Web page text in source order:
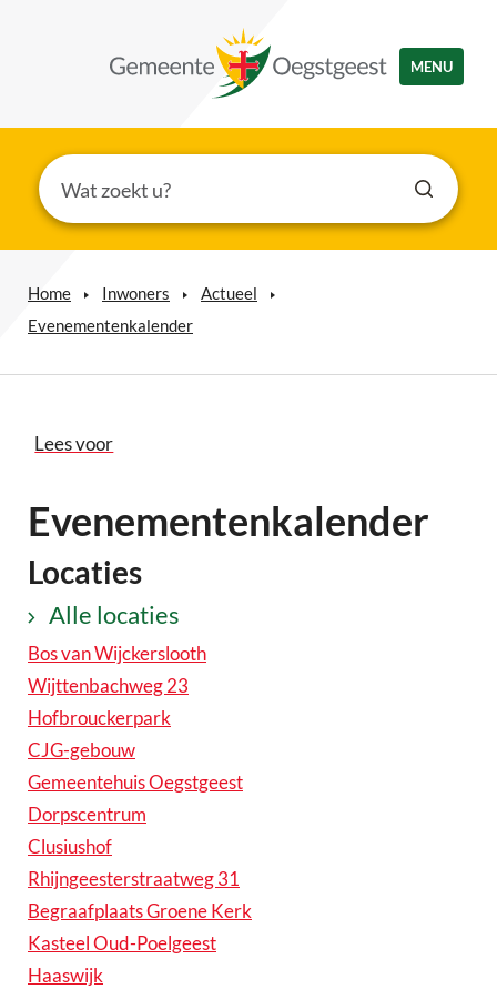
MENU
Home Inwoners
Actueel
Evenementenkalender
Lees voor
Evenementenkalender
Locaties
Alle locaties
Bos van Wijckerslooth
Wijttenbachweg 23
Hofbrouckerpark
CJG-gebouw
Gemeentehuis Oegstgeest
Dorpscentrum
Clusiushof
Rhijngeesterstraatweg 31
Begraafplaats Groene Kerk
Kasteel Oud-Poelgeest
Haaswijk